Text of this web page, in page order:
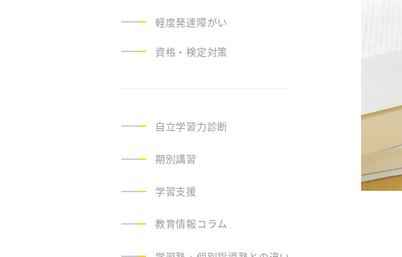
軽度発達障がい
資格・検定対策
自立学習力診断
期別講習
学習支援
教育情報コラム